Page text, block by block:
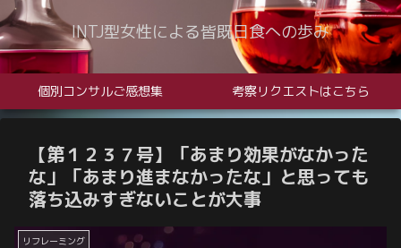
INTJ型女性による皆既日食への歩み
個別コンサルご感想集 考察リクエストはこちら
【第１２３７号】「あまり効果がなかった
な」「あまり進まなかったな」と思っても
落ち込みすぎないことが大事
リフレーミング